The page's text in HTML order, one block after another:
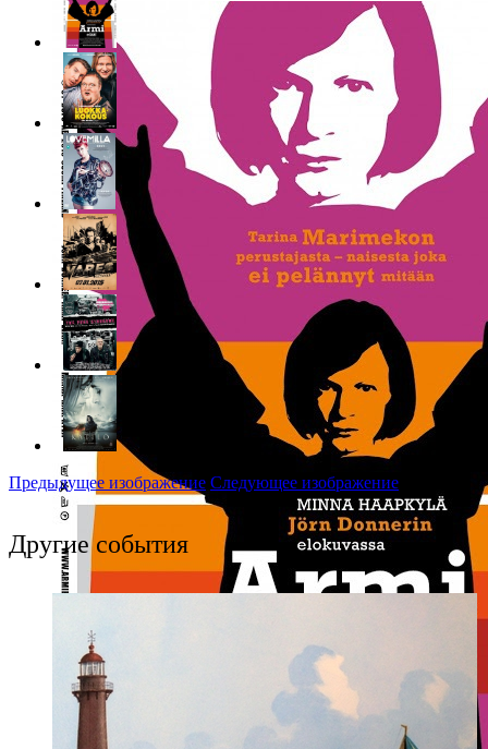
Предыдущее изображение Следующее изображение
Другие события